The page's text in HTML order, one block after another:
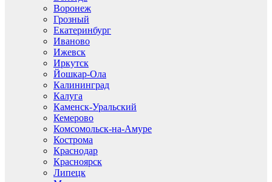
Воронеж
Грозный
Екатеринбург
Иваново
Ижевск
Иркутск
Йошкар-Ола
Калининград
Калуга
Каменск-Уральский
Кемерово
Комсомольск-на-Амуре
Кострома
Краснодар
Красноярск
Липецк